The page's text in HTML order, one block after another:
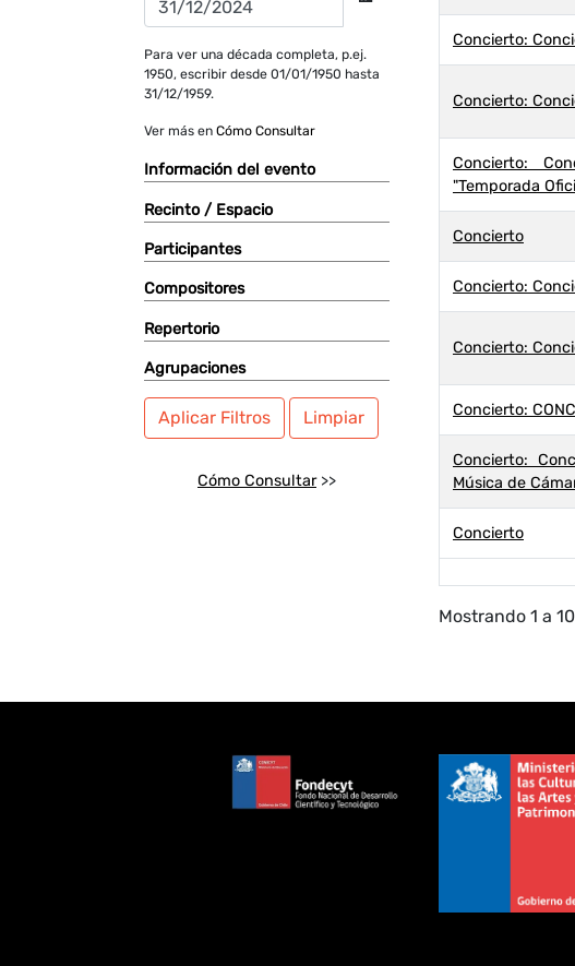
Para ver una década completa, p.ej.
1950, escribir desde 01/01/1950 hasta
31/12/1959.
Ver más en Cómo Consultar
Información del evento
Recinto / Espacio
Participantes
Compositores
Repertorio
Agrupaciones
Aplicar Filtros Limpiar
Cómo Consultar>>
Concierto:
Concierto:
Concierto:
"Temporada
Concierto
Concierto:
Concierto:
Concierto:
Concierto:
Música de
Concierto
Mostrando 1 a